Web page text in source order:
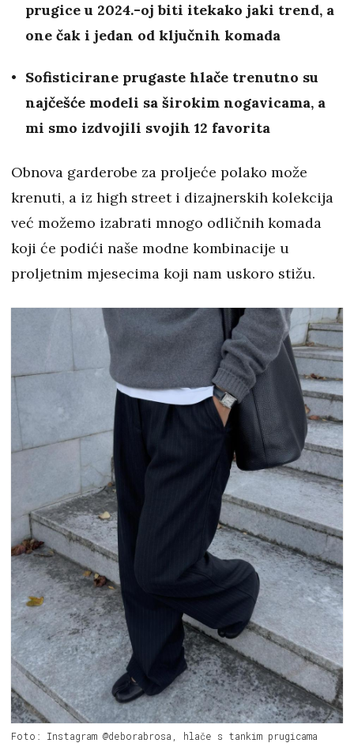
prugice u 2024.-oj biti itekako jaki trend, a
one čak i jedan od ključnih komada
Sofisticirane prugaste hlače trenutno su
najčešće modeli sa širokim nogavicama, a
mi smo izdvojili svojih 12 favorita
Obnova garderobe za proljeće polako može
krenuti, a iz high street i dizajnerskih kolekcija
već možemo izabrati mnogo odličnih komada
koji će podići naše modne kombinacije u
proljetnim mjesecima koji nam uskoro stižu.
Foto: Instagram @deborabrosa, hlače s tankim prugicama